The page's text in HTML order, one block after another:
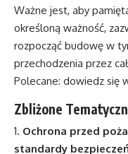
Ważne jest, aby
określoną ważność,
rozpocząć budowę w
przechodzenia przez
Polecane: dowiedz się
Zbliżone
Ochrona przed
standardy